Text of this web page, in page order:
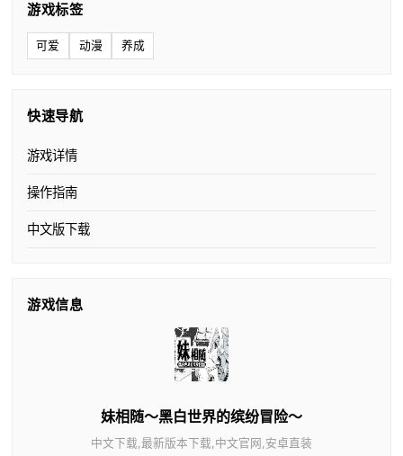
游戏标签
可爱 动漫 养成
快速导航
游戏详情
操作指南
中文版下载
游戏信息
妹相随～黑白世界的缤纷冒险～
中文下载,最新版本下载,中文官网,安卓直装